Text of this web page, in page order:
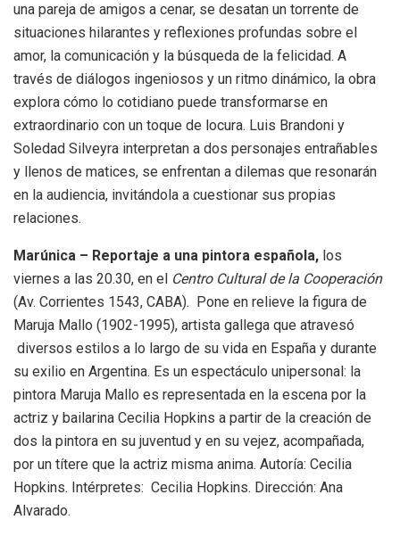
una pareja de amigos a cenar, se desatan un torrente de
situaciones hilarantes y reflexiones profundas sobre el
amor, la comunicación y la búsqueda de la felicidad. A
través de diálogos ingeniosos y un ritmo dinámico, la obra
explora cómo lo cotidiano puede transformarse en
extraordinario con un toque de locura. Luis Brandoni y
Soledad Silveyra interpretan a dos personajes entrañables
y llenos de matices, se enfrentan a dilemas que resonarán
en la audiencia, invitándola a cuestionar sus propias
relaciones.
Marúnica – Reportaje a una pintora española, los
viernes a las 20.30, en el Centro Cultural de la Cooperación
(Av. Corrientes 1543, CABA). Pone en relieve la figura de
Maruja Mallo (1902-1995), artista gallega que atravesó
diversos estilos a lo largo de su vida en España y durante
su exilio en Argentina. Es un espectáculo unipersonal: la
pintora Maruja Mallo es representada en la escena por la
actriz y bailarina Cecilia Hopkins a partir de la creación de
dos la pintora en su juventud y en su vejez, acompañada,
por un títere que la actriz misma anima. Autoría: Cecilia
Hopkins. Intérpretes: Cecilia Hopkins. Dirección: Ana
Alvarado.